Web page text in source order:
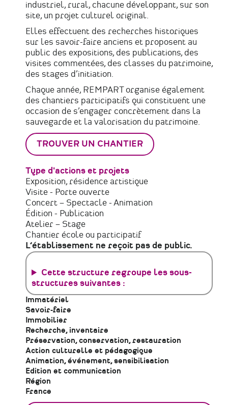
industriel, rural, chacune développant, sur son
site, un projet culturel original.
Elles effectuent des recherches historiques
sur les savoir-faire anciens et proposent au
public des expositions, des publications, des
visites commentées, des classes du patrimoine,
des stages d’initiation.
Chaque année, REMPART organise également
des chantiers participatifs qui constituent une
occasion de s’engager concrètement dans la
sauvegarde et la valorisation du patrimoine.
TROUVER UN CHANTIER
Type d'actions et projets
Exposition, résidence artistique
Visite - Porte ouverte
Concert – Spectacle - Animation
Édition - Publication
Atelier – Stage
Chantier école ou participatif
L’établissement ne reçoit pas de public.
Cette structure regroupe les sous-
structures suivantes :
Immatériel
Savoir-faire
Immobilier
Recherche, inventaire
Préservation, conservation, restauration
Action culturelle et pédagogique
Animation, événement, sensibilisation
Edition et communication
Région
France